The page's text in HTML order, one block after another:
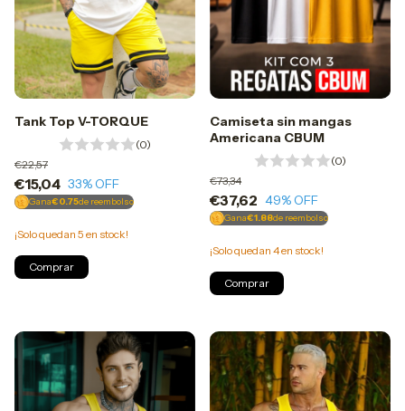
Tank Top V-TORQUE
(0)
€15,04
€22,57
33% OFF
Gana€0.75de reembolso
¡Solo quedan 5 en stock!
Comprar
Camiseta sin mangas
Americana CBUM
(0)
€37,62
€73,34
49% OFF
Gana€1.88de reembolso
¡Solo quedan 4en stock!
Comprar